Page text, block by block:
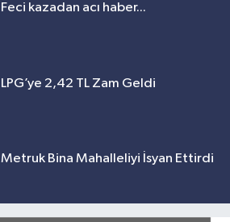
Feci kazadan acı haber...
LPG’ye 2,42 TL Zam Geldi
Metruk Bina Mahalleliyi İsyan Ettirdi